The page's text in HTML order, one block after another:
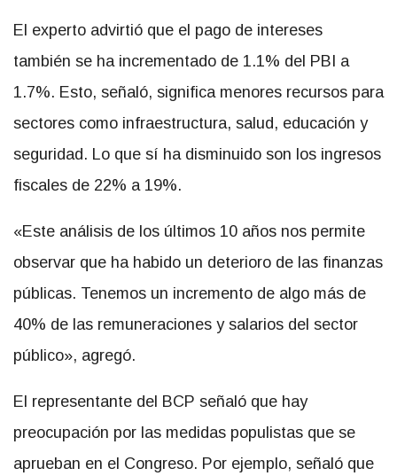
El experto advirtió que el pago de intereses
también se ha incrementado de 1.1% del PBI a
1.7%. Esto, señaló, significa menores recursos para
sectores como infraestructura, salud, educación y
seguridad. Lo que sí ha disminuido son los ingresos
fiscales de 22% a 19%.
«Este análisis de los últimos 10 años nos permite
observar que ha habido un deterioro de las finanzas
públicas. Tenemos un incremento de algo más de
40% de las remuneraciones y salarios del sector
público», agregó.
El representante del BCP señaló que hay
preocupación por las medidas populistas que se
aprueban en el Congreso. Por ejemplo, señaló que